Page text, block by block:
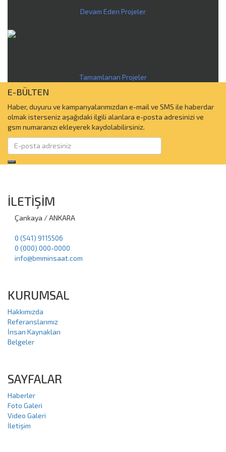
Devam Eden Projeler
Tamamlanan Projeler
E-BÜLTEN
Haber, duyuru ve kampanyalarımızdan e-mail ve SMS ile haberdar
olmak isterseniz aşağıdaki ilgili alanlara e-posta adresinizi ve
gsm numaranızı ekleyerek kaydolabilirsiniz.
İLETİŞİM
Çankaya / ANKARA
0 (541) 9115506
0 (000) 000-0000
info@bmminsaat.com
KURUMSAL
Hakkımızda
Referanslarımız
İnsan Kaynakları
Belgeler
SAYFALAR
Haberler
Foto Galeri
Video Galeri
İletişim